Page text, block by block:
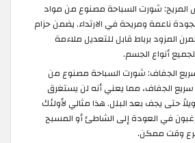
المريح: شورت السباحة مصنوع من مواد
ناعمة ومريحة في الارتداء. يضمن حزام
المزود برباط قابل للتعديل ملاءمة
أنواع الجسم.
الجفاف: شورت السباحة مصنوع من
الجفاف، مما يعني أنه لن يستغرق
حتى يجف بعد البلل. هذا مثالي لأولئك
في العودة إلى الشاطئ أو المسبح
وقت ممكن.